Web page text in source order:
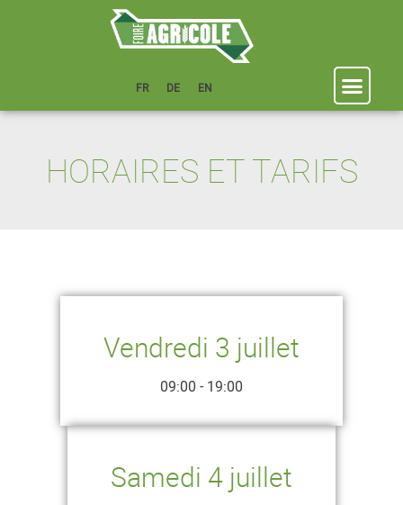
FR DE EN
HORAIRES ET TARIFS
Vendredi 3 juillet
09:00 - 19:00
Samedi 4 juillet